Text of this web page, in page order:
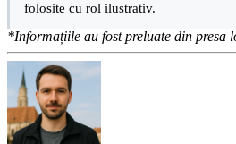
folosite cu rol ilustrativ.
*Informațiile au fost preluate din presa